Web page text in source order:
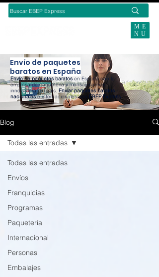
ME
NU
Envío de paquetes
baratos en España
Envío de paquetes baratos en España con la
empresa de paquetería y mensajería más
innovadora del país. Enviar paquetes baratos
nacionalese internacionales con EBEP Express.
Blog
Todas las entradas
Envíos
Franquicias
Programas
Paquetería
Internacional
Personas
Embalajes
Todas las entradas